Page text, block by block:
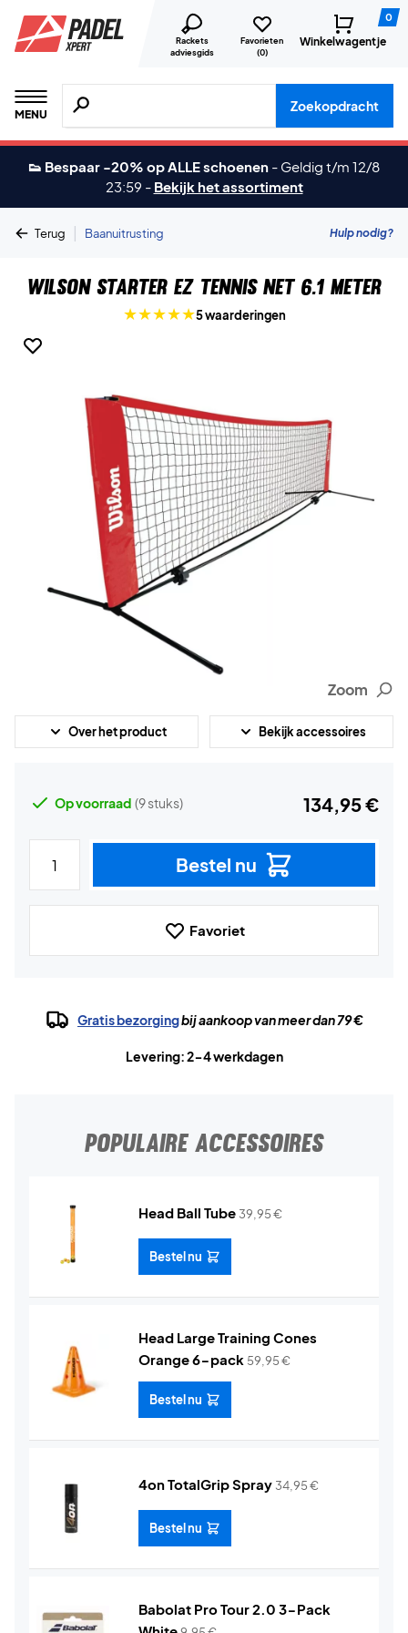
Rackets
adviesgids
Favorieten
(0)
0
Winkelwagentje
MENU
Zoeken naar producten, merken etc.
Zoekopdracht
👟 Bespaar -20% op ALLE schoenen - Geldig t/m 12/8
23:59 - Bekijk het assortiment
Terug | Baanuitrusting Hulp nodig?
Wilson Starter EZ Tennis Net 6.1 Meter
5 waarderingen
Zoom
Over het product Bekijk accessoires
Op voorraad (9 stuks) 134,95 €
Bestel nu
Favoriet
Gratis bezorgingbij aankoop van meer dan 79 €
Levering: 2-4 werkdagen
POPULAIRE ACCESSOIRES
Head Ball Tube 39,95€
Bestel nu
Head Large Training Cones
Orange 6-pack 59,95€
Bestel nu
4on TotalGrip Spray 34,95€
Bestel nu
Babolat Pro Tour 2.0 3-Pack